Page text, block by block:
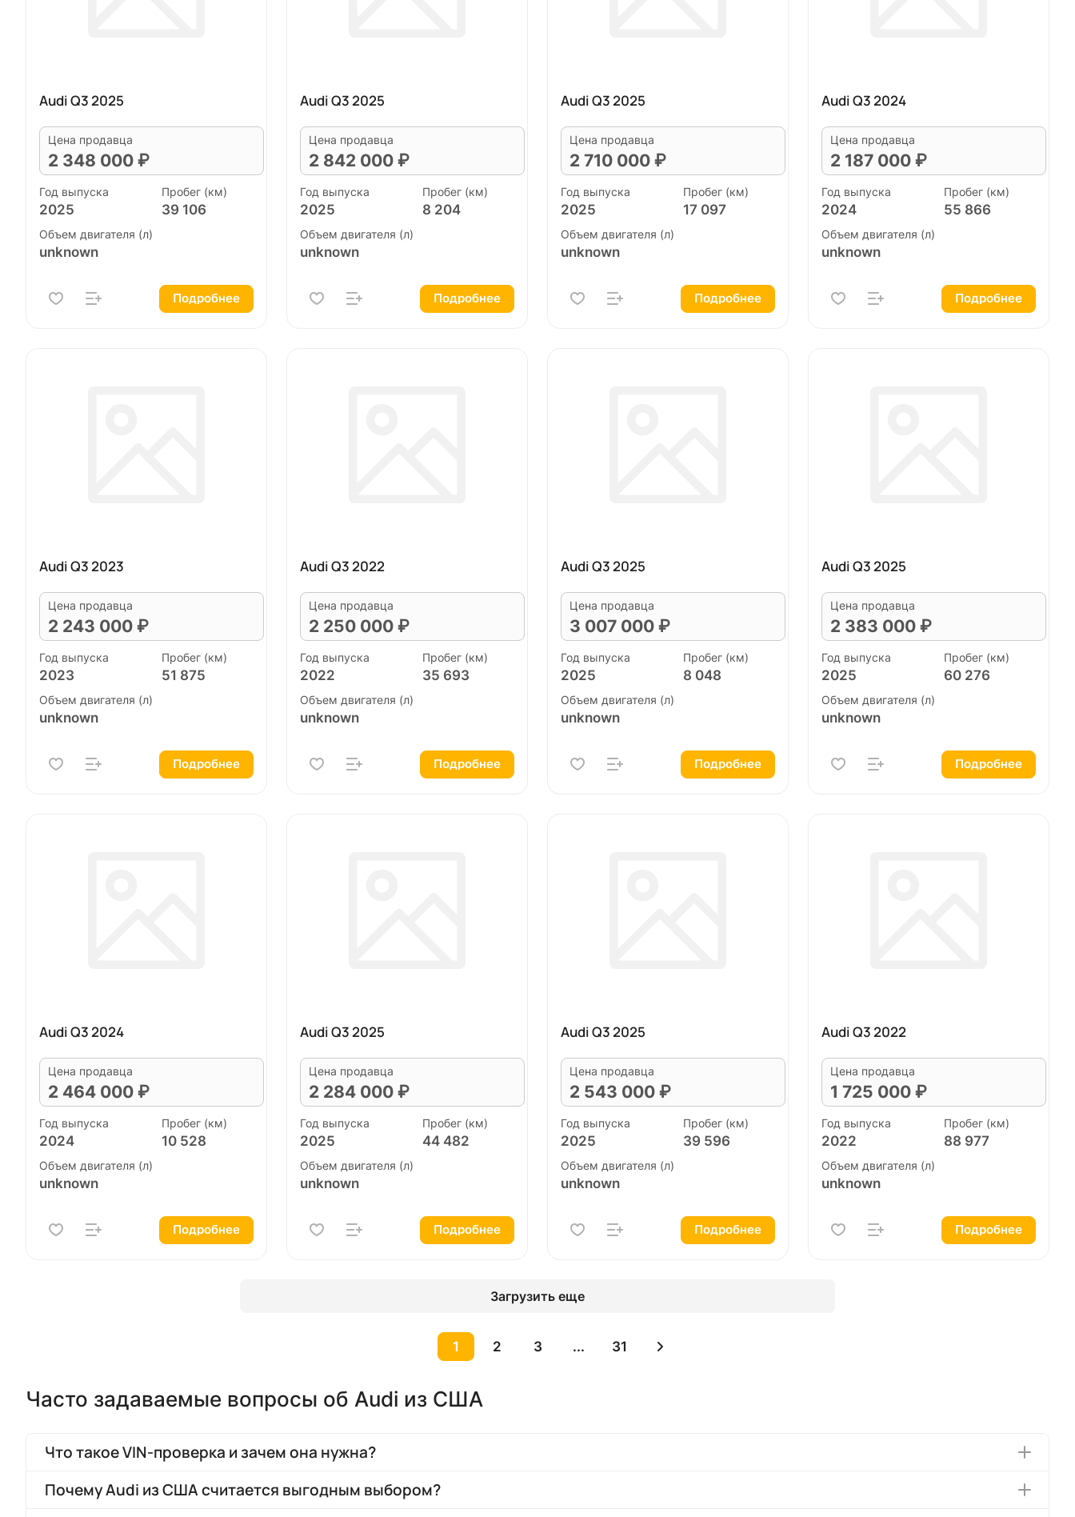
Audi Q3 2025
Цена продавца
2 348 000 ₽
Год выпуска
2025
Пробег (км)
39 106
Объем двигателя (л)
unknown
Подробнее
Audi Q3 2025
Цена продавца
2 842 000 ₽
Год выпуска
2025
Пробег (км)
8 204
Объем двигателя (л)
unknown
Подробнее
Audi Q3 2025
Цена продавца
2 710 000 ₽
Год выпуска
2025
Пробег (км)
17 097
Объем двигателя (л)
unknown
Подробнее
Audi Q3 2024
Цена продавца
2 187 000 ₽
Год выпуска
2024
Пробег (км)
55 866
Объем двигателя (л)
unknown
Подробнее
Audi Q3 2023
Цена продавца
2 243 000 ₽
Год выпуска
2023
Пробег (км)
51 875
Объем двигателя (л)
unknown
Подробнее
Audi Q3 2022
Цена продавца
2 250 000 ₽
Год выпуска
2022
Пробег (км)
35 693
Объем двигателя (л)
unknown
Подробнее
Audi Q3 2025
Цена продавца
3 007 000 ₽
Год выпуска
2025
Пробег (км)
8 048
Объем двигателя (л)
unknown
Подробнее
Audi Q3 2025
Цена продавца
2 383 000 ₽
Год выпуска
2025
Пробег (км)
60 276
Объем двигателя (л)
unknown
Подробнее
Audi Q3 2024
Цена продавца
2 464 000 ₽
Год выпуска
2024
Пробег (км)
10 528
Объем двигателя (л)
unknown
Подробнее
Audi Q3 2025
Цена продавца
2 284 000 ₽
Год выпуска
2025
Пробег (км)
44 482
Объем двигателя (л)
unknown
Подробнее
Audi Q3 2025
Цена продавца
2 543 000 ₽
Год выпуска
2025
Пробег (км)
39 596
Объем двигателя (л)
unknown
Подробнее
Audi Q3 2022
Цена продавца
1 725 000 ₽
Год выпуска
2022
Пробег (км)
88 977
Объем двигателя (л)
unknown
Подробнее
Загрузить еще
1 2 3 ... 31
Часто задаваемые вопросы об Audi из США
Что такое VIN-проверка и зачем она нужна?
Почему Audi из США считается выгодным выбором?